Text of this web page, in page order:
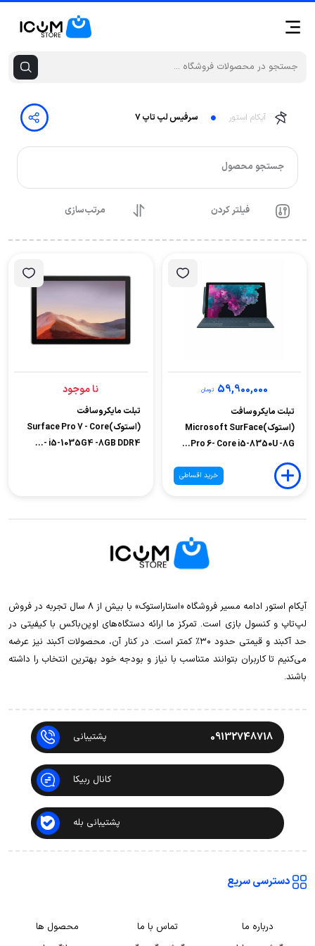
آیکام استور سرفیس لپ تاپ ۷
جستجو محصول
فیلتر کردن مرتب‌سازی
59,900,000 تومان
تبلت مایکروسافت
(استوک)Microsoft SurFace
Pro 6- Core i5-8350U -8G...
خرید اقساطی
نا موجود
تبلت مایکروسافت
(استوک)Surface Pro 7 - Core
i5-1035G4 -8GB DDR4 -...
آیکام استور ادامه مسیر فروشگاه «استاراستوک» با بیش از ۸ سال تجربه در فروش
لپ‌تاپ و کنسول بازی است. تمرکز ما ارائه دستگاه‌های اوپن‌باکس با کیفیتی در
حد آکبند و قیمتی حدود ۳۰٪ کمتر است. در کنار آن، محصولات آکبند نیز عرضه
می‌کنیم تا کاربران بتوانند متناسب با نیاز و بودجه خود بهترین انتخاب را داشته
باشند.
09132748718 پشتیبانی
کانال ربیکا
پشتیبانی بله
دسترسی سریع
درباره ما تماس با ما
محصول ها